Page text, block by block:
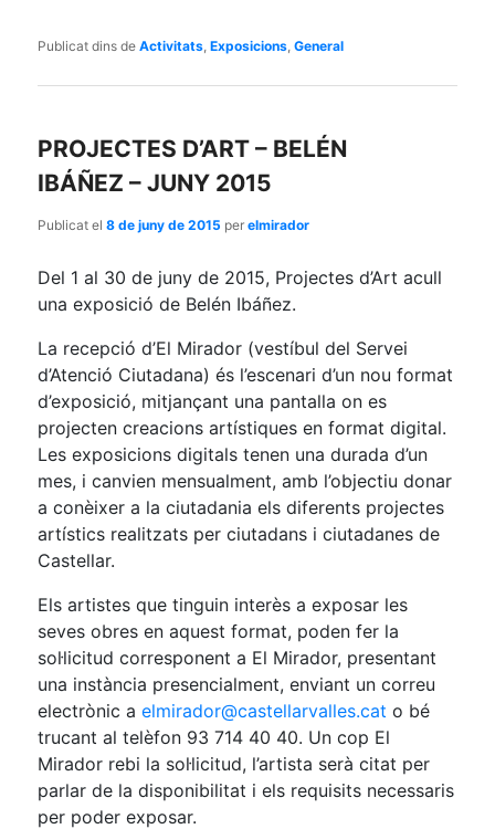
Publicat dins de Activitats ,Exposicions ,General
PROJECTES D’ART – BELÉN
IBÁÑEZ – JUNY 2015
Publicat el8 de juny de 2015 perelmirador
Del 1 al 30 de juny de 2015, Projectes d’Art acull
una exposició de Belén Ibáñez.
La recepció d’El Mirador (vestíbul del Servei
d’Atenció Ciutadana) és l’escenari d’un nou format
d’exposició, mitjançant una pantalla on es
projecten creacions artístiques en format digital.
Les exposicions digitals tenen una durada d’un
mes, i canvien mensualment, amb l’objectiu donar
a conèixer a la ciutadania els diferents projectes
artístics realitzats per ciutadans i ciutadanes de
Castellar.
Els artistes que tinguin interès a exposar les
seves obres en aquest format, poden fer la
sol·licitud corresponent a El Mirador, presentant
una instància presencialment, enviant un correu
electrònic aelmirador@castellarvalles.cat o bé
trucant al telèfon 93 714 40 40. Un cop El
Mirador rebi la sol·licitud, l’artista serà citat per
parlar de la disponibilitat i els requisits necessaris
per poder exposar.